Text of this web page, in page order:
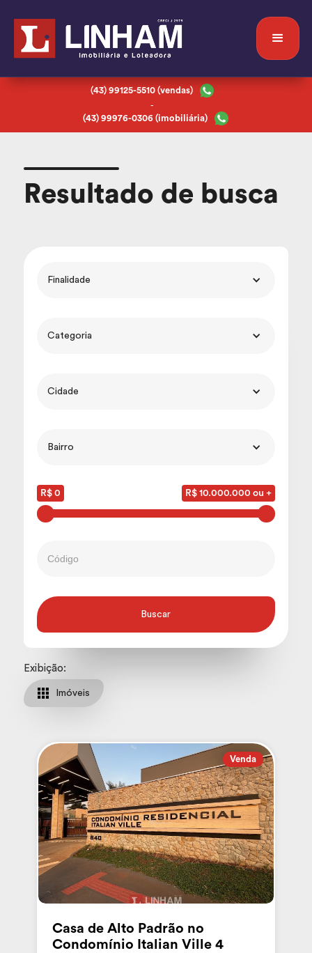
(43) 99125-5510 (vendas)
-
(43) 99976-0306 (imobiliária)
Resultado de busca
Finalidade
Categoria
Cidade
Bairro
R$ 0 R$ 10.000.000 ou +
Exibição:
Imóveis
Venda
Casa de Alto Padrão no
Condomínio Italian Ville 4